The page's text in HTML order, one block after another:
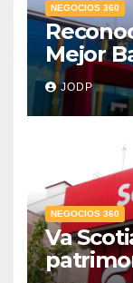
NEGOCIOS 360
Mejor
supera
JODP
NEGOCIOS 360
Va